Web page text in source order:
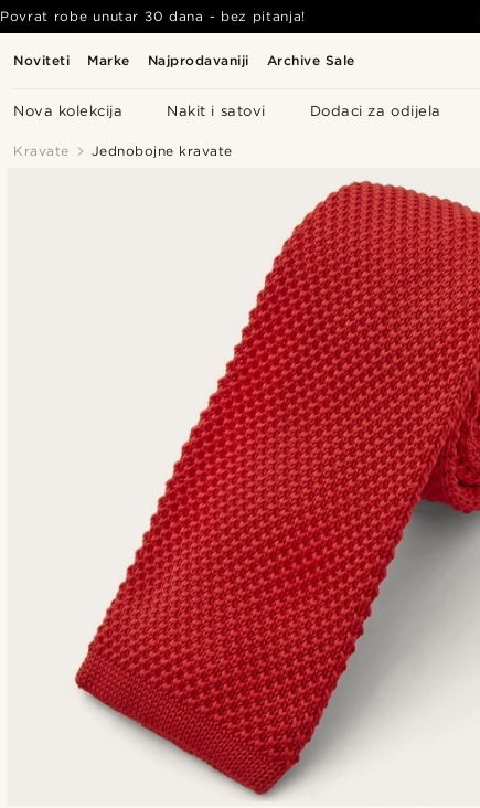
Noviteti Marke Najprodavaniji Archive Sale
Nova kolekcija Nakit i satovi Dodaci za odijela
Povrat robe unutar 30 dana - bez pitanja!
Kravate Jednobojne kravate